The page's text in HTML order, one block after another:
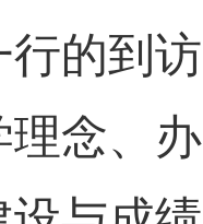
的到
理念、